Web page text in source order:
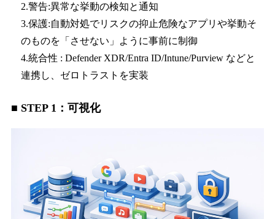
2.警告:異常な挙動の検知と通知
3.保護:自動対処でリスクの抑止危険なアプリや挙動そ
のものを「させない」ように事前に制御
4.統合性 : Defender XDR/Entra ID/Intune/Purview などと
連携し、ゼロトラストを実装
■ STEP 1：可視化